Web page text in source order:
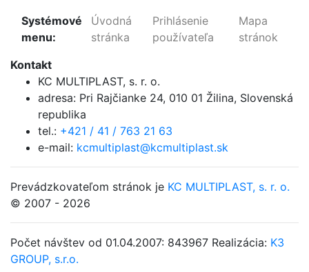
Systémové
menu:
Úvodná
stránka
Prihlásenie
používateľa
Mapa
stránok
Kontakt
KC MULTIPLAST, s. r. o.
adresa: Pri Rajčianke 24, 010 01 Žilina, Slovenská
republika
tel.: +421 / 41 / 763 21 63
e-mail: kcmultiplast@kcmultiplast.sk
Prevádzkovateľom stránok je KC MULTIPLAST, s. r. o.
© 2007 - 2026
Počet návštev od 01.04.2007: 843967 Realizácia: K3
GROUP, s.r.o.